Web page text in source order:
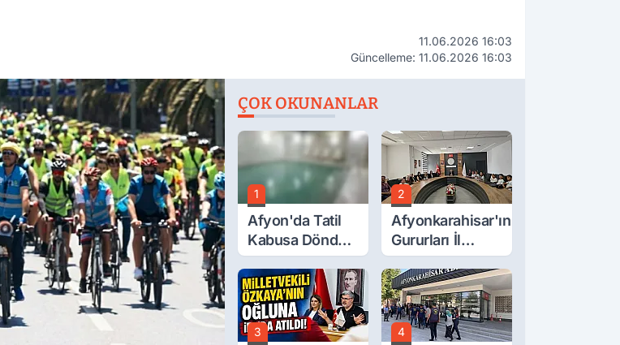
11.06.2026 16:03
Güncelleme: 11.06.2026 16:03
ÇOK OKUNANLAR
1
Afyon'da Tatil
Kabusa Döndü,
Acı Son!
2
Afyonkarahisar'ın
Gururları İl
Müdürüyle
Buluştu
3 4